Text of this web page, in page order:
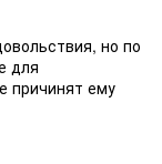
но по
для
причинят ему